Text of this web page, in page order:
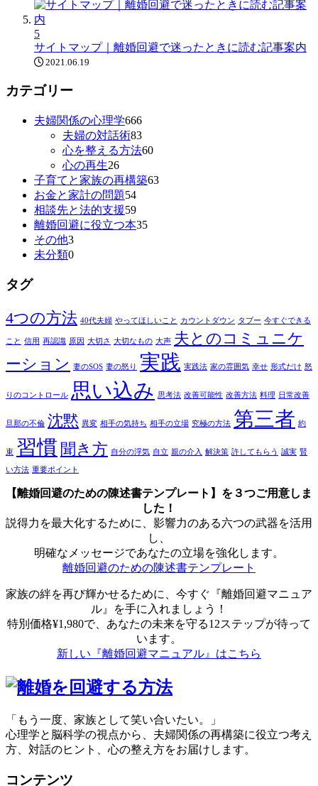
5
サイトマップ｜離婚回避で迷ったときに読む記事案内
2021.06.19
カテゴリー
夫婦関係の心理学666
夫婦の対話術83
心を整える方法60
心の再生26
子育てと家族の再構築63
お金と家計の問題54
相談先と法的支援59
離婚回避に役立つ本35
その他3
未分類0
タグ
4つの方法 40代夫婦 やってほしいこと カウントダウン タブー 今すぐできる
こと 信用 再認識 原因 大切さ 大切なもの 大声 夫とのコミュニケ
ーション
妻のSOS 妻の怒り 実践 実践法 家の雰囲気 幸せ 形式だけ 怒
りのコントロール 思い込み 思考法 改善可能性 改善方法 料理 日常改善
旦那の不倫 沈黙 異変 相手の気持ち 相手の立場 究極の方法 第三者 約
束 習慣 聞き方 自分の浮気 自立 親の介入 解決策 許してもらう 誠実 賢
い方法 重要ポイント
【離婚回避のための陳述書テンプレート】を３つご用意しま
した！
説得力を最大化するために、影響力のある六つの武器を活用
し、
明確なメッセージであなたの立場を強化します。
離婚回避のための陳述書テンプレート
家族の絆を再び輝かせるために、今すぐ『離婚回避マニュア
ル』を手に入れましょう！
特別価格¥1,980で、あなたの未来を守る12ステップが待って
います。
新しい『離婚回避マニュアル』はこちら
「もう一度、家族として笑い合いたい。」
心理学と脳科学の視点から、夫婦関係の再構築に役立つ考え
方、対話のヒント、心の整え方をお届けします。
コンテンツ